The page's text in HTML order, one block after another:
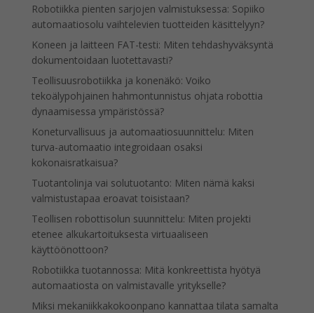
Robotiikka pienten sarjojen valmistuksessa: Sopiiko
automaatiosolu vaihtelevien tuotteiden käsittelyyn?
Koneen ja laitteen FAT-testi: Miten tehdashyväksyntä
dokumentoidaan luotettavasti?
Teollisuusrobotiikka ja konenäkö: Voiko
tekoälypohjainen hahmontunnistus ohjata robottia
dynaamisessa ympäristössä?
Koneturvallisuus ja automaatiosuunnittelu: Miten
turva-automaatio integroidaan osaksi
kokonaisratkaisua?
Tuotantolinja vai solutuotanto: Miten nämä kaksi
valmistustapaa eroavat toisistaan?
Teollisen robottisolun suunnittelu: Miten projekti
etenee alkukartoituksesta virtuaaliseen
käyttöönottoon?
Robotiikka tuotannossa: Mitä konkreettista hyötyä
automaatiosta on valmistavalle yritykselle?
Miksi mekaniikkakokoonpano kannattaa tilata samalta